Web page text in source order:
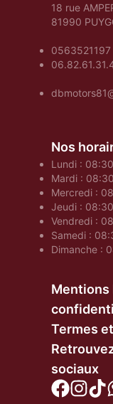
18 rue
81990
0563521197
Nos
Lundi :
Mardi :
Mercredi :
Jeudi :
Vendredi :
Samedi :
Dimanche :
Mentions
Termes
sociaux